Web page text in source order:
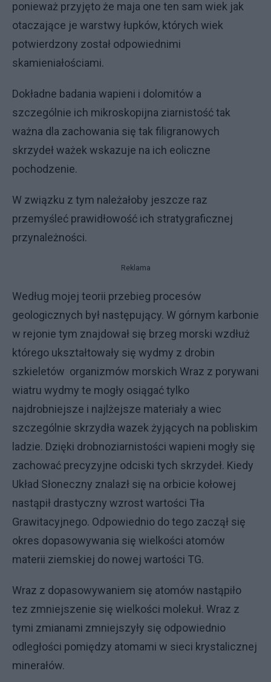
ponieważ przyjęto że maja one ten sam wiek jak
otaczające je warstwy łupków, których wiek
potwierdzony został odpowiednimi
skamieniałościami.
Dokładne badania wapieni i dolomitów a
szczególnie ich mikroskopijna ziarnistość tak
ważna dla zachowania się tak filigranowych
skrzydeł ważek wskazuje na ich eoliczne
pochodzenie.
W związku z tym należałoby jeszcze raz
przemyśleć prawidłowość ich stratygraficznej
przynależności.
Reklama
Według mojej teorii przebieg procesów
geologicznych był następujący. W górnym karbonie
w rejonie tym znajdował się brzeg morski wzdłuż
którego ukształtowały się wydmy z drobin
szkieletów organizmów morskich Wraz z porywani
wiatru wydmy te mogły osiągać tylko
najdrobniejsze i najlżejsze materiały a wiec
szczególnie skrzydła wazek żyjących na pobliskim
ladzie. Dzięki drobnoziarnistości wapieni mogły się
zachować precyzyjne odciski tych skrzydeł. Kiedy
Układ Słoneczny znalazł się na orbicie kołowej
nastąpił drastyczny wzrost wartości Tła
Grawitacyjnego. Odpowiednio do tego zaczął się
okres dopasowywania się wielkości atomów
materii ziemskiej do nowej wartości TG.
Wraz z dopasowywaniem się atomów nastąpiło
tez zmniejszenie się wielkości molekuł. Wraz z
tymi zmianami zmniejszyły się odpowiednio
odległości pomiędzy atomami w sieci krystalicznej
minerałów.